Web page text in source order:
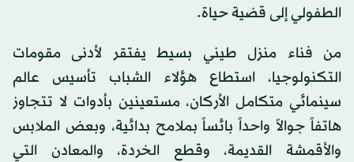
الطفولي إلى قضية حياة.
من فناء منزل طيني بسيط يفتقر لأدنى مقومات
التكنولوجيا، استطاع هؤلاء الشباب تأسيس عالم
سينمائي متكامل الأركان، مستعينين بأدوات لا تتجاوز
هاتفاً جوالاً واحداً بائساً بملامح بدائية، وبعض الملابس
والأقمشة القديمة، وقطع الخردة، والمعادن التي